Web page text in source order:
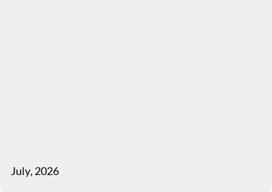
July, 2026